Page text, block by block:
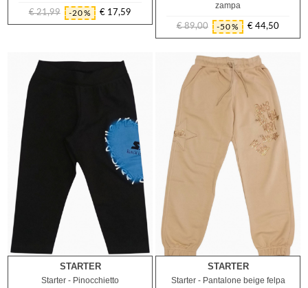
Prezzo
€ 21,99 -20%
Prezzo
€ 17,59
zampa
Prezzo
€ 89,00 -50%
Prezzo
€ 44,50
12A 14A 16A
STARTER
Starter - Pinocchietto
14A
STARTER
Starter - Pantalone beige felpa